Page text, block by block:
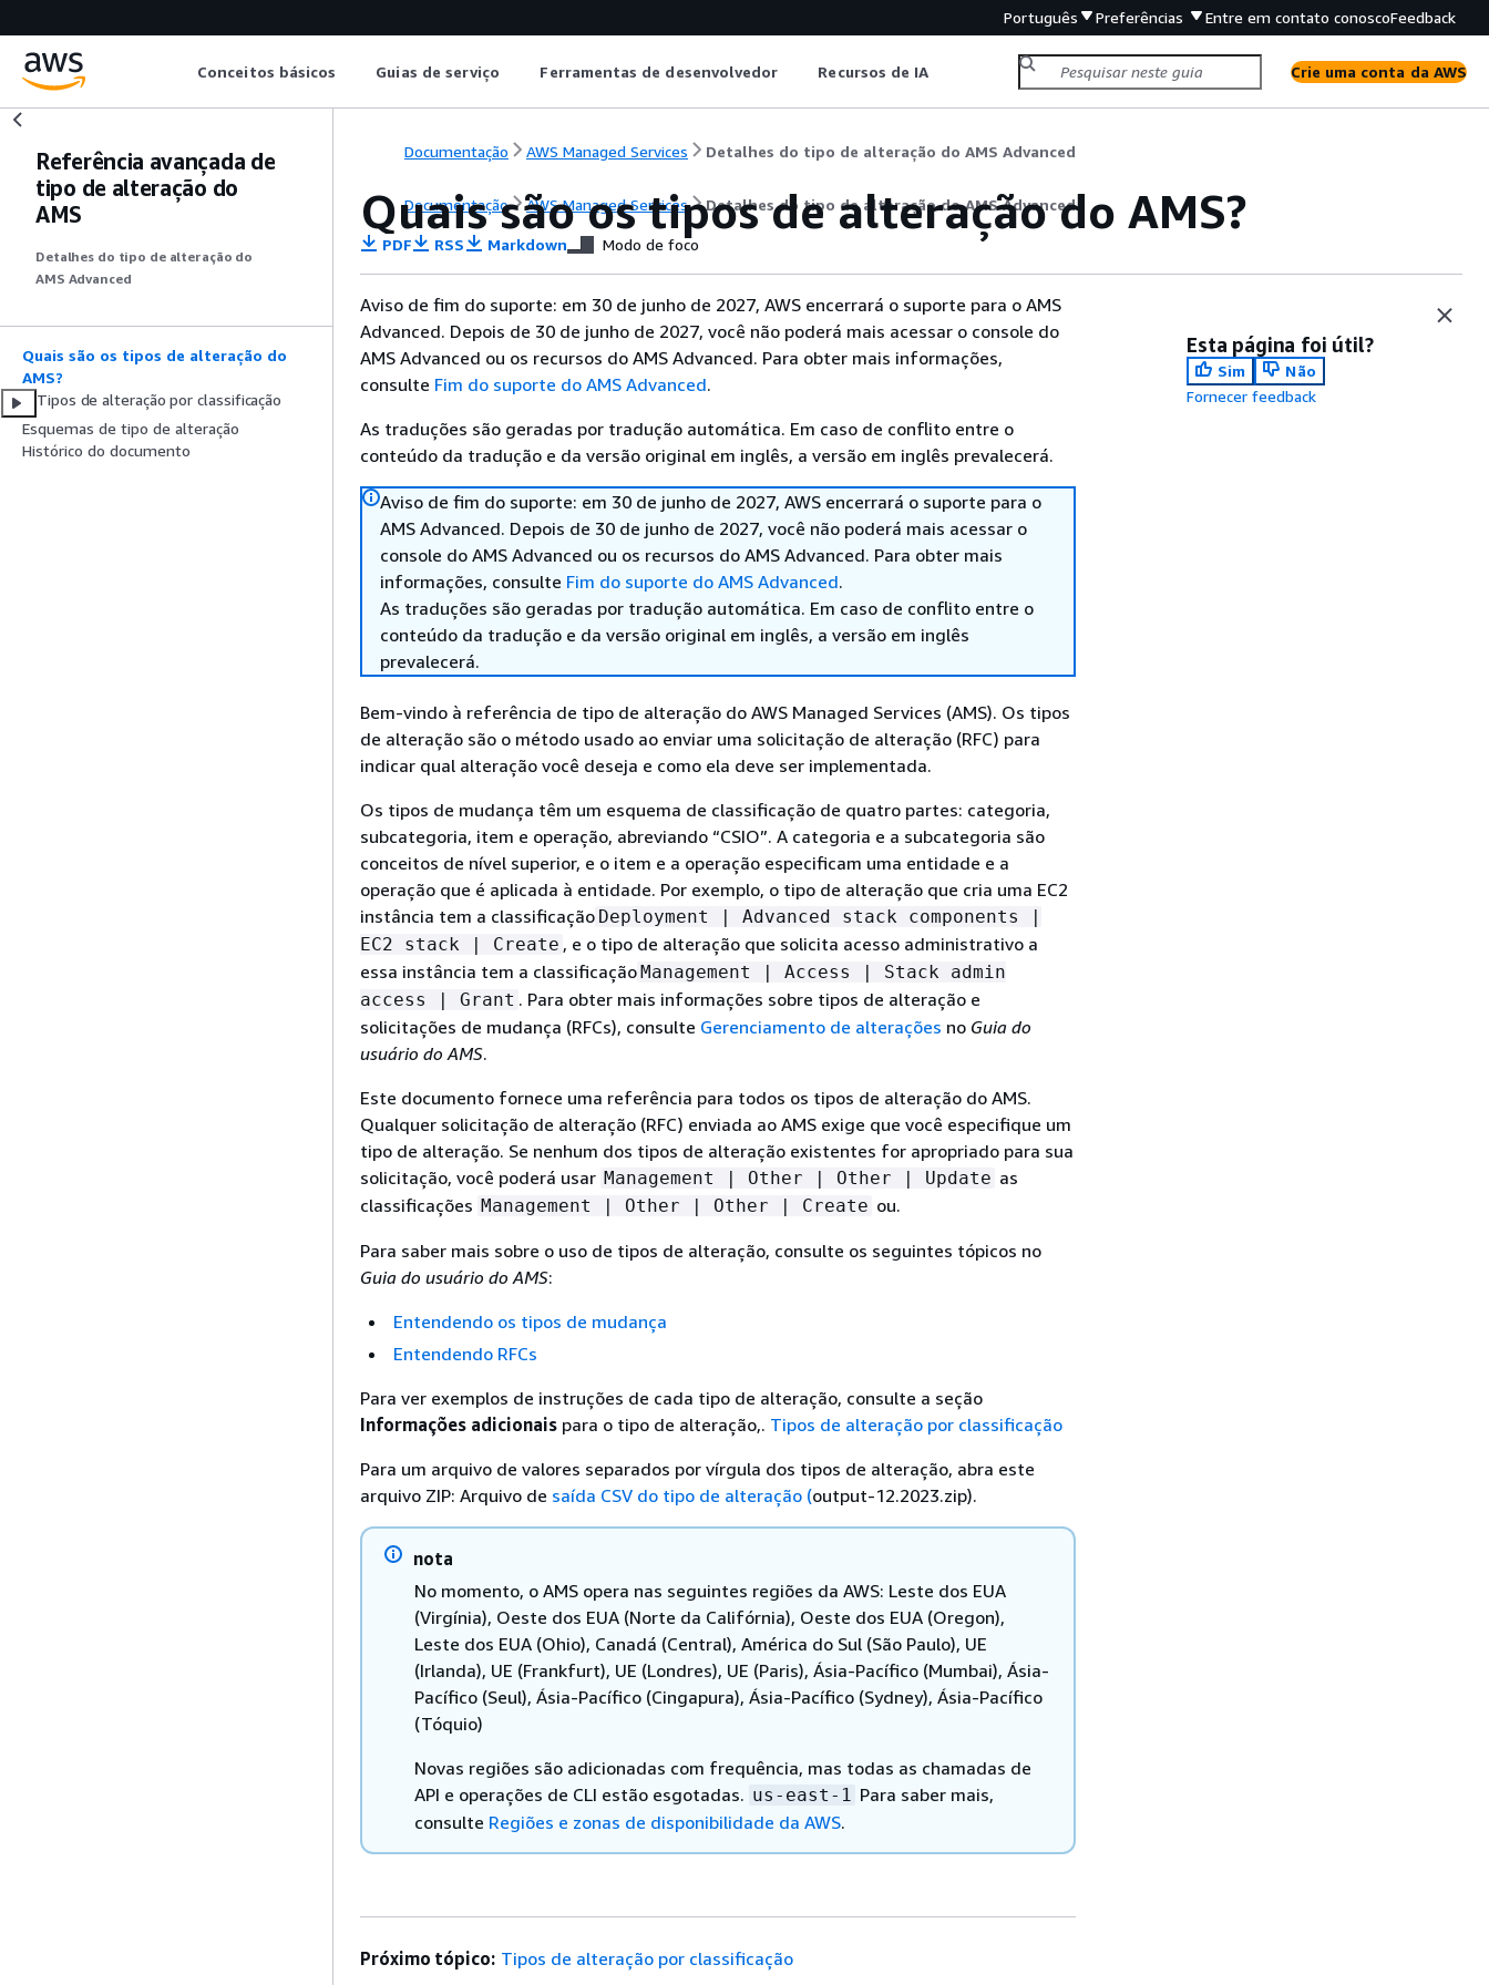
Português Preferências Entre em contato conoscoFeedback
Conceitos básicos Guias de serviço Ferramentas de desenvolvedor Recursos de IA Crie uma conta da AWS
Referência avançada de
tipo de alteração do
AMS
Detalhes do tipo de alteração do
AMS Advanced
Quais são os tipos de alteração do
AMS?
Tipos de alteração por classificação
Esquemas de tipo de alteração
Histórico do documento
Documentação AWS Managed Services Detalhes do tipo de alteração do AMS Advanced
Documentação AWS Managed Services Detalhes do tipo de alteração do AMS Advanced
Quais são os tipos de alteração do AMS?
PDF RSS Markdown Modo de foco
Aviso de fim do suporte: em 30 de junho de 2027, AWS encerrará o suporte para o AMS
Advanced. Depois de 30 de junho de 2027, você não poderá mais acessar o console do
AMS Advanced ou os recursos do AMS Advanced. Para obter mais informações,
consulte Fim do suporte do AMS Advanced.
As traduções são geradas por tradução automática. Em caso de conflito entre o
conteúdo da tradução e da versão original em inglês, a versão em inglês prevalecerá.
Aviso de fim do suporte: em 30 de junho de 2027, AWS encerrará o suporte para o
AMS Advanced. Depois de 30 de junho de 2027, você não poderá mais acessar o
console do AMS Advanced ou os recursos do AMS Advanced. Para obter mais
informações, consulte Fim do suporte do AMS Advanced.
As traduções são geradas por tradução automática. Em caso de conflito entre o
conteúdo da tradução e da versão original em inglês, a versão em inglês
prevalecerá.
Bem-vindo à referência de tipo de alteração do AWS Managed Services (AMS). Os tipos
de alteração são o método usado ao enviar uma solicitação de alteração (RFC) para
indicar qual alteração você deseja e como ela deve ser implementada.
Os tipos de mudança têm um esquema de classificação de quatro partes: categoria,
subcategoria, item e operação, abreviando “CSIO”. A categoria e a subcategoria são
conceitos de nível superior, e o item e a operação especificam uma entidade e a
operação que é aplicada à entidade. Por exemplo, o tipo de alteração que cria uma EC2
instância tem a classificação Deployment | Advanced stack components |
EC2 stack | Create , e o tipo de alteração que solicita acesso administrativo a
essa instância tem a classificaçãoManagement | Access | Stack admin
access | Grant . Para obter mais informações sobre tipos de alteração e
solicitações de mudança (RFCs), consulte Gerenciamento de alterações no Guia do
usuário do AMS.
Este documento fornece uma referência para todos os tipos de alteração do AMS.
Qualquer solicitação de alteração (RFC) enviada ao AMS exige que você especifique um
tipo de alteração. Se nenhum dos tipos de alteração existentes for apropriado para sua
solicitação, você poderá usar Management | Other | Other | Update as
classificações Management | Other | Other | Create ou.
Para saber mais sobre o uso de tipos de alteração, consulte os seguintes tópicos no
Guia do usuário do AMS:
Entendendo os tipos de mudança
Entendendo RFCs
Para ver exemplos de instruções de cada tipo de alteração, consulte a seção
Informações adicionais para o tipo de alteração,. Tipos de alteração por classificação
Para um arquivo de valores separados por vírgula dos tipos de alteração, abra este
arquivo ZIP: Arquivo de saída CSV do tipo de alteração (output-12.2023.zip).
nota
No momento, o AMS opera nas seguintes regiões da AWS: Leste dos EUA
(Virgínia), Oeste dos EUA (Norte da Califórnia), Oeste dos EUA (Oregon),
Leste dos EUA (Ohio), Canadá (Central), América do Sul (São Paulo), UE
(Irlanda), UE (Frankfurt), UE (Londres), UE (Paris), Ásia-Pacífico (Mumbai), Ásia-
Pacífico (Seul), Ásia-Pacífico (Cingapura), Ásia-Pacífico (Sydney), Ásia-Pacífico
(Tóquio)
Novas regiões são adicionadas com frequência, mas todas as chamadas de
API e operações de CLI estão esgotadas. us-east-1 Para saber mais,
consulte Regiões e zonas de disponibilidade da AWS.
Esta página foi útil?
Sim
Não
Fornecer feedback
Próximo tópico: Tipos de alteração por classificação